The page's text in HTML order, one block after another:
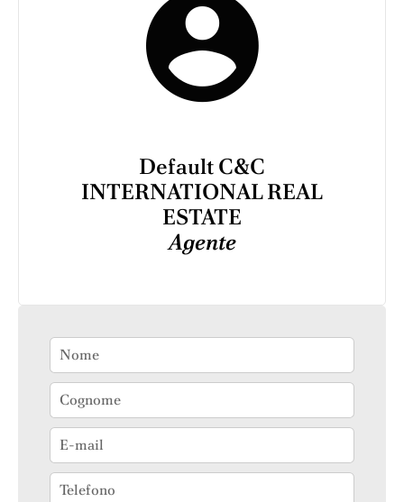
Default C&C
INTERNATIONAL REAL
ESTATE
Agente